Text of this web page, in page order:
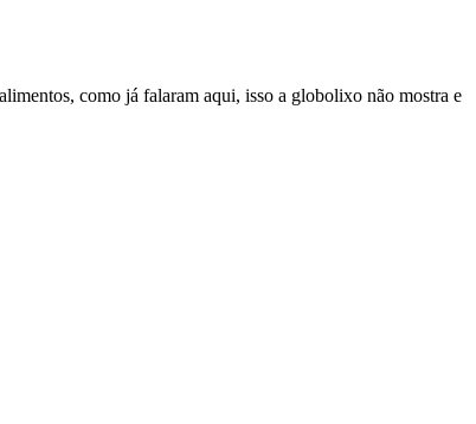
como já falaram aqui, isso a globolixo não mostra e